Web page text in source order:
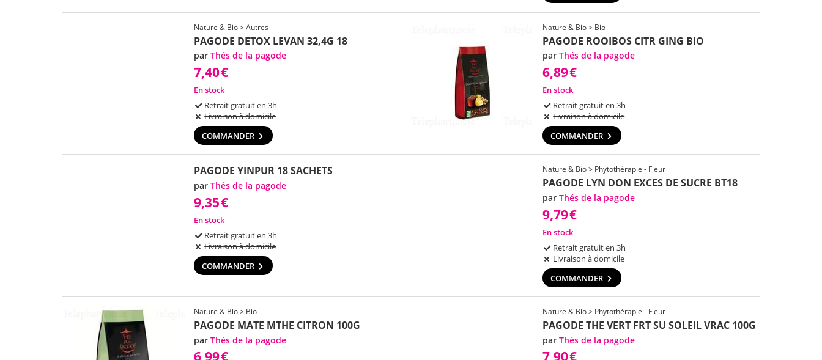
Nature & Bio > Autres
PAGODE DETOX LEVAN 32,4G 18
par Thés de la pagode
7,40€
En stock
Retrait gratuit en 3h
Livraison à domicile
COMMANDER
Nature & Bio > Bio
PAGODE ROOIBOS CITR GING BIO
par Thés de la pagode
6,89€
En stock
Retrait gratuit en 3h
Livraison à domicile
COMMANDER
PAGODE YINPUR 18 SACHETS
par Thés de la pagode
9,35€
En stock
Retrait gratuit en 3h
Livraison à domicile
COMMANDER
Nature & Bio > Phytothérapie - Fleur
PAGODE LYN DON EXCES DE SUCRE BT18
par Thés de la pagode
9,79€
En stock
Retrait gratuit en 3h
Livraison à domicile
COMMANDER
Nature & Bio > Bio
PAGODE MATE MTHE CITRON 100G
par Thés de la pagode
6,99€
Nature & Bio > Phytothérapie - Fleur
PAGODE THE VERT FRT SU SOLEIL VRAC 100G
par Thés de la pagode
7,90€